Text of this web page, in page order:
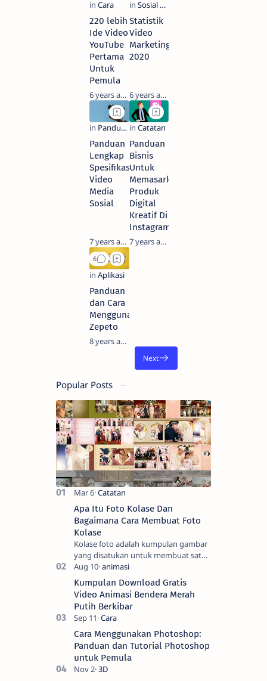
220 lebih
Ide Video
YouTube
Pertama
Untuk
Pemula
6 years ago
Statistik
Video
Marketing
2020
6 years ago
Panduan
Lengkap
Spesifikasi
Video
Media
Sosial
7 years ago
Panduan
Bisnis
Untuk
Memasarkan
Produk
Digital
Kreatif Di
Instagram
7 years ago
Panduan
dan Cara
Menggunakan
Zepeto
8 years ago
Popular Posts
Apa Itu Foto Kolase Dan
Bagaimana Cara Membuat Foto
Kolase
Kolase foto adalah kumpulan gambar
yang disatukan untuk membuat satu
gambar. Seni tradisional melibatkan
pemotongan gambar menjadi bentuk
yang men…
Kumpulan Download Gratis
Video Animasi Bendera Merah
Putih Berkibar
Cara Menggunakan Photoshop:
Panduan dan Tutorial Photoshop
untuk Pemula